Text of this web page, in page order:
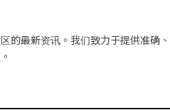
的最新资讯。我们致力于提供准确